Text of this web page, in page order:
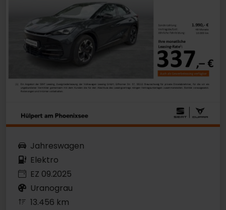
Jahreswagen
Elektro
EZ 09.2025
Uranograu
13.456 km